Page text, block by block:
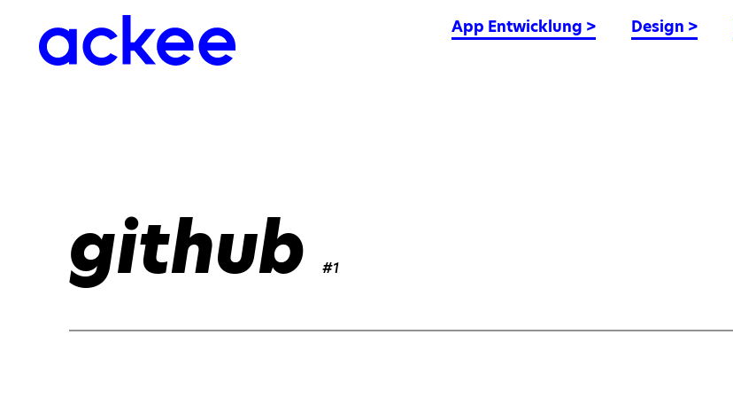
App Entwicklung > Design >
github #1